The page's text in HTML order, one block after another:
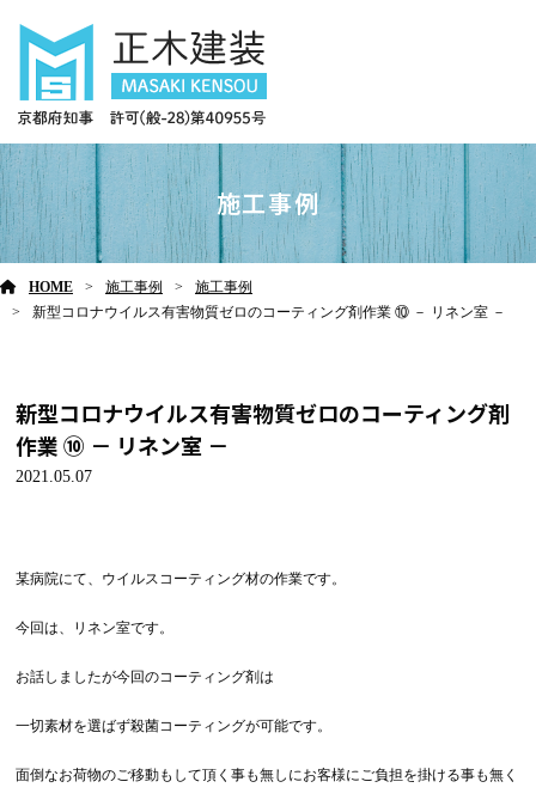
施工事例
HOME 施工事例
施工事例
新型コロナウイルス有害物質ゼロのコーティング剤作業 ⑩ － リネン室 －
新型コロナウイルス有害物質ゼロのコーティング剤
作業 ⑩ － リネン室 －
2021.05.07
某病院にて、ウイルスコーティング材の作業です。
今回は、リネン室です。
お話しましたが今回のコーティング剤は
一切素材を選ばず殺菌コーティングが可能です。
面倒なお荷物のご移動もして頂く事も無しにお客様にご負担を掛ける事も無く